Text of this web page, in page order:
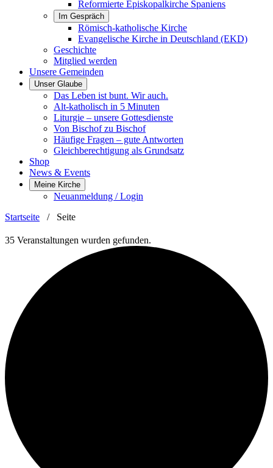
Reformierte Episkopalkirche Spaniens
Im Gespräch
Römisch-katholische Kirche
Evangelische Kirche in Deutschland (EKD)
Geschichte
Mitglied werden
Unsere Gemeinden
Unser Glaube
Das Leben ist bunt. Wir auch.
Alt-katholisch in 5 Minuten
Liturgie – unsere Gottesdienste
Von Bischof zu Bischof
Häufige Fragen – gute Antworten
Gleichberechtigung als Grundsatz
Shop
News & Events
Meine Kirche
Neuanmeldung / Login
Startseite / Seite
35 Veranstaltungen wurden gefunden.